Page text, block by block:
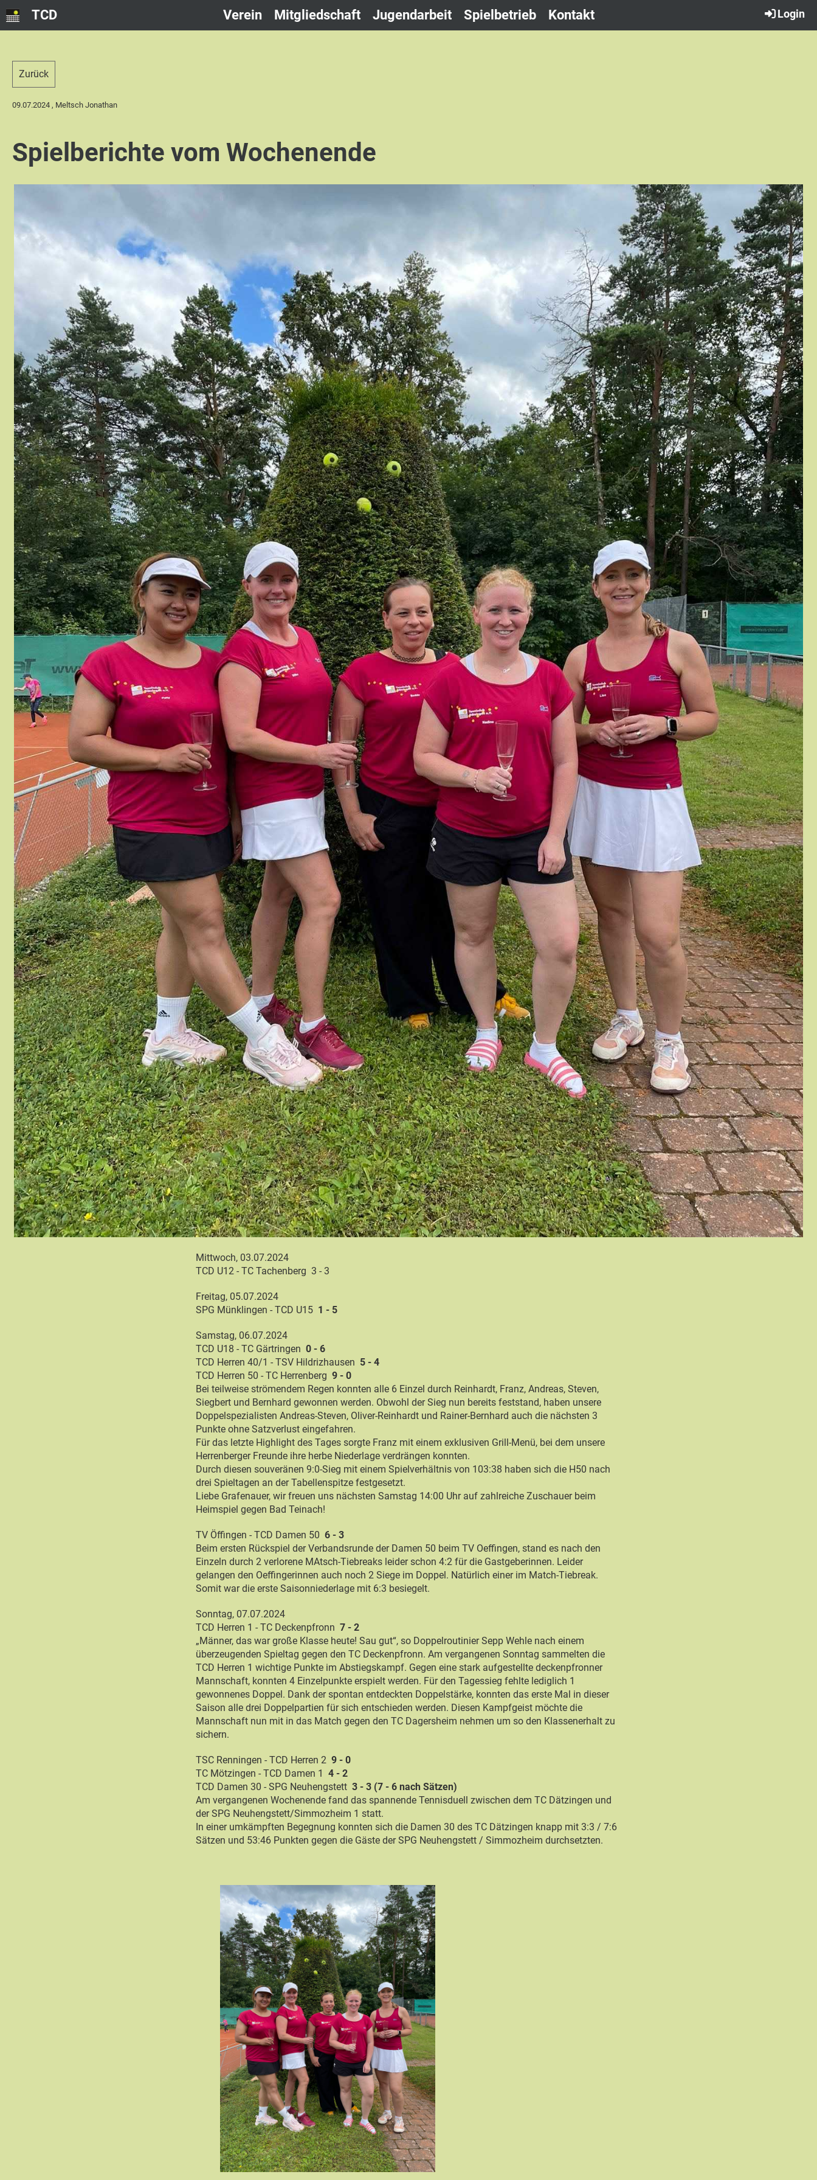
TCD Verein Mitgliedschaft Jugendarbeit Spielbetrieb Kontakt Login
Zurück
09.07.2024 , Meltsch Jonathan
Spielberichte vom Wochenende
Mittwoch, 03.07.2024
TCD U12 - TC Tachenberg 3 - 3
Freitag, 05.07.2024
SPG Münklingen - TCD U15 1 - 5
Samstag, 06.07.2024
TCD U18 - TC Gärtringen 0 - 6
TCD Herren 40/1 - TSV Hildrizhausen 5 - 4
TCD Herren 50 - TC Herrenberg 9 - 0
Bei teilweise strömendem Regen konnten alle 6 Einzel durch Reinhardt, Franz, Andreas, Steven,
Siegbert und Bernhard gewonnen werden. Obwohl der Sieg nun bereits feststand, haben unsere
Doppelspezialisten Andreas-Steven, Oliver-Reinhardt und Rainer-Bernhard auch die nächsten 3
Punkte ohne Satzverlust eingefahren.
Für das letzte Highlight des Tages sorgte Franz mit einem exklusiven Grill-Menü, bei dem unsere
Herrenberger Freunde ihre herbe Niederlage verdrängen konnten.
Durch diesen souveränen 9:0-Sieg mit einem Spielverhältnis von 103:38 haben sich die H50 nach
drei Spieltagen an der Tabellenspitze festgesetzt.
Liebe Grafenauer, wir freuen uns nächsten Samstag 14:00 Uhr auf zahlreiche Zuschauer beim
Heimspiel gegen Bad Teinach!
TV Öffingen - TCD Damen 50 6 - 3
Beim ersten Rückspiel der Verbandsrunde der Damen 50 beim TV Oeffingen, stand es nach den
Einzeln durch 2 verlorene MAtsch-Tiebreaks leider schon 4:2 für die Gastgeberinnen. Leider
gelangen den Oeffingerinnen auch noch 2 Siege im Doppel. Natürlich einer im Match-Tiebreak.
Somit war die erste Saisonniederlage mit 6:3 besiegelt.
Sonntag, 07.07.2024
TCD Herren 1 - TC Deckenpfronn 7 - 2
„Männer, das war große Klasse heute! Sau gut“, so Doppelroutinier Sepp Wehle nach einem
überzeugenden Spieltag gegen den TC Deckenpfronn. Am vergangenen Sonntag sammelten die
TCD Herren 1 wichtige Punkte im Abstiegskampf. Gegen eine stark aufgestellte deckenpfronner
Mannschaft, konnten 4 Einzelpunkte erspielt werden. Für den Tagessieg fehlte lediglich 1
gewonnenes Doppel. Dank der spontan entdeckten Doppelstärke, konnten das erste Mal in dieser
Saison alle drei Doppelpartien für sich entschieden werden. Diesen Kampfgeist möchte die
Mannschaft nun mit in das Match gegen den TC Dagersheim nehmen um so den Klassenerhalt zu
sichern.
TSC Renningen - TCD Herren 2 9 - 0
TC Mötzingen - TCD Damen 1 4 - 2
TCD Damen 30 - SPG Neuhengstett 3 - 3 (7 - 6 nach Sätzen)
Am vergangenen Wochenende fand das spannende Tennisduell zwischen dem TC Dätzingen und
der SPG Neuhengstett/Simmozheim 1 statt.
In einer umkämpften Begegnung konnten sich die Damen 30 des TC Dätzingen knapp mit 3:3 / 7:6
Sätzen und 53:46 Punkten gegen die Gäste der SPG Neuhengstett / Simmozheim durchsetzten.